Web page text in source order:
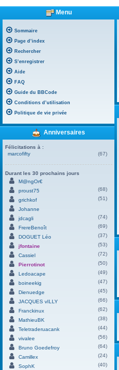
Menu
Sommaire
Page d’index
Rechercher
S’enregistrer
Aide
FAQ
Guide du BBCode
Conditions d’utilisation
Politique de vie privée
Anniversaires
Félicitations à :
marcofifty
(67)
Durant les 30 prochains jours
M@ngOr€
proust75
(68)
grichkof
(51)
Johanne
jdcagli
(74)
FrereBenoît
(69)
DOGUET Léo
(37)
jfontaine
(53)
Cassiel
(72)
Pierrotinot
(50)
Ledoacape
(49)
boineekig
(47)
Dienuedge
(45)
JACQUES vILLY
(66)
Franckinux
(62)
MathieuBK
(38)
Teletraderuacank
(44)
vivalee
(56)
Bruno Goedefroy
(64)
Camillex
(24)
SophK
(40)